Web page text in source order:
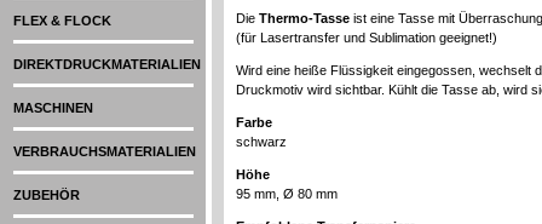
Die Thermo-Tasse ist eine Tasse mit
(für Lasertransfer und Sublimation geeignet!)
Wird eine heiße Flüssigkeit eingegossen, wechselt
Druckmotiv wird sichtbar. Kühlt die Tasse ab, wird
Farbe
schwarz
Höhe
95 mm, Ø 80 mm
FLEX & FLOCK
DIREKTDRUCKMATERIALIEN
MASCHINEN
VERBRAUCHSMATERIALIEN
ZUBEHÖR